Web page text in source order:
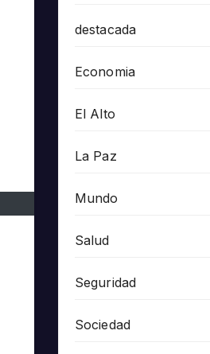
destacada
Economia
El Alto
La Paz
Mundo
Salud
Seguridad
Sociedad